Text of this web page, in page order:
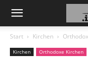
Start Kirchen
Kirchen Orthodoxe Kirchen